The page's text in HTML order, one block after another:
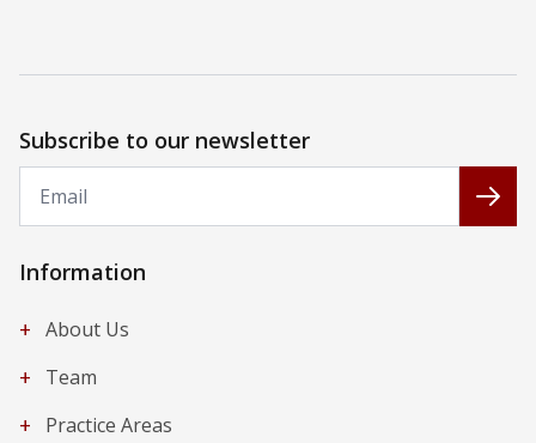
Subscribe to our newsletter
Information
+ About Us
+ Team
+ Practice Areas